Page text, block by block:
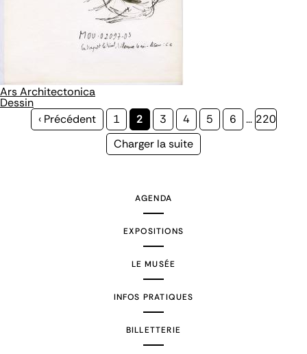
Ars Architectonica
Dessin
Page
‹ Précédent Page
1
Page
courante
2 Page
3 Page
4 Page
5 Page
6 … Page
220
Page
Charger la suite
AGENDA
EXPOSITIONS
LE MUSÉE
INFOS PRATIQUES
BILLETTERIE